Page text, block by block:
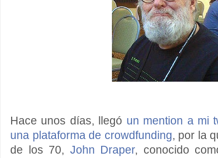
Hace unos días, llegó un mention a mi
una plataforma de crowdfunding, por la
de los 70, John Draper, conocido